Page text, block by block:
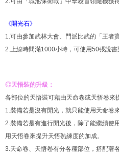
《開光石》
1.可由參加武林大會、門派比武的「王者
2.上線時間滿1000小時，可使用50張說書
◎天悟裝的升級：
各部位的天悟裝可藉由天命卷或天悟卷來
1.裝備若是沒有開光，就只能使用天命卷
2.裝備若是有進行開光後，除了能繼續使
用天悟卷來提升天悟熟練度的加成。
3.天命卷、天悟卷有分各種部位，搭配著